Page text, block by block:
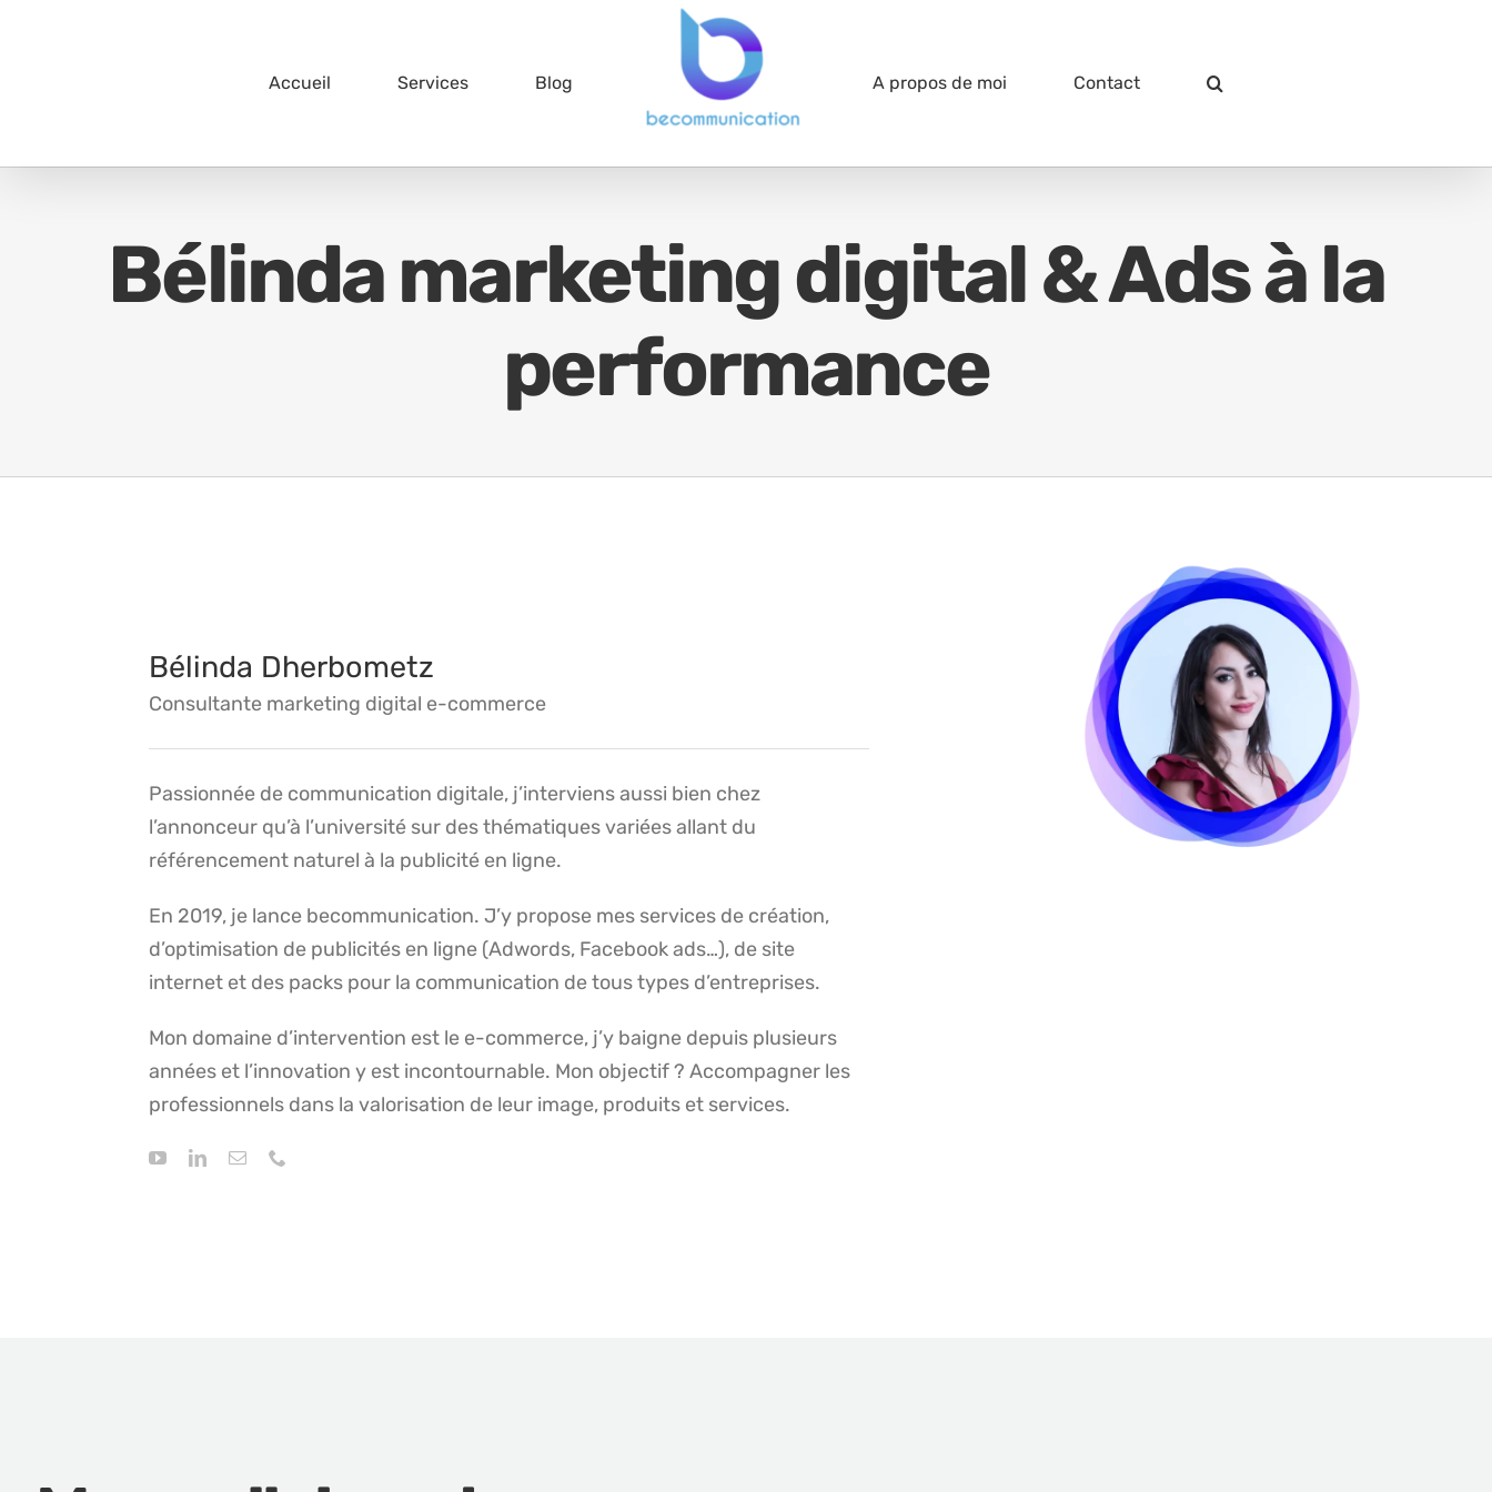
Accueil Services Blog A propos de moi Contact
Bélinda marketing digital & Ads à la
performance
Bélinda Dherbometz
Consultante marketing digital e-commerce
Passionnée de communication digitale, j’interviens aussi bien chez
l’annonceur qu’à l’université sur des thématiques variées allant du
référencement naturel à la publicité en ligne.
En 2019, je lance becommunication. J’y propose mes services de création,
d’optimisation de publicités en ligne (Adwords, Facebook ads…), de site
internet et des packs pour la communication de tous types d’entreprises.
Mon domaine d’intervention est le e-commerce, j’y baigne depuis plusieurs
années et l’innovation y est incontournable. Mon objectif ? Accompagner les
professionnels dans la valorisation de leur image, produits et services.